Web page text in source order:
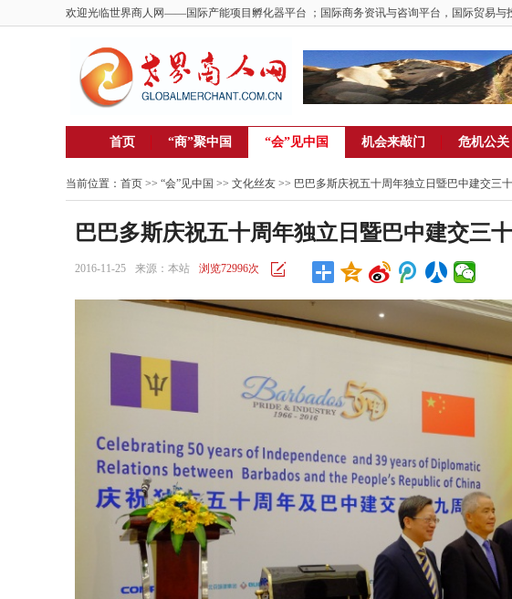
欢迎光临世界商人网——国际产能项目孵化器平台 ；国际商务资讯与咨询平台，国际贸易与
首页 “商”聚中国 “会”见中国 机会来敲门 危机公关
当前位置： 首页 >> “会”见中国 >> 文化丝友 >> 巴巴多斯庆祝五十周年独立日暨巴中建交三
巴巴多斯庆祝五十周年独立日暨巴中建交三
2016-11-25 来源：本站 浏览72996次